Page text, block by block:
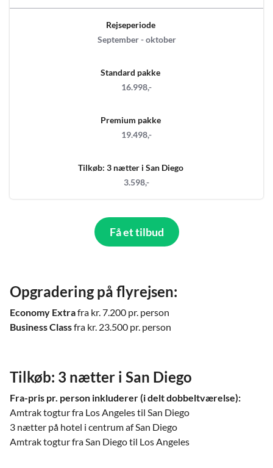
Rejseperiode
September - oktober
Standard pakke
16.998,-
Premium pakke
19.498,-
Tilkøb: 3 nætter i San Diego
3.598,-
Få et tilbud
Opgradering på flyrejsen:
Economy Extrafra kr. 7.200 pr. person
Business Classfra kr. 23.500 pr. person
Tilkøb: 3 nætter i San Diego
Fra-pris pr. person inkluderer (i delt dobbeltværelse):
Amtrak togtur fra Los Angeles til San Diego
3 nætter på hotel i centrum af San Diego
Amtrak togtur fra San Diego til Los Angeles